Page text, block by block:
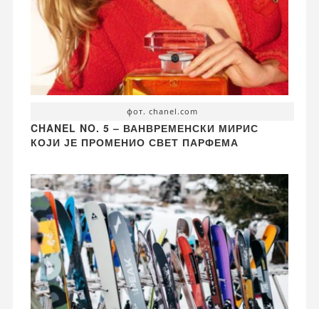
фот. chanel.com
CHANEL NO. 5 – ВАНВРЕМЕНСКИ МИРИС
КОЈИ ЈЕ ПРОМЕНИО СВЕТ ПАРФЕМА